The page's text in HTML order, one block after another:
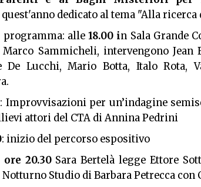
quest'anno dedicato al tema "Alla ricerca
programma: alle 18.00 in Sala Grande
Sammicheli, intervengono Jean
De Lucchi, Mario Botta, Italo Rota,
: Improvvisazioni per un’indagine
attori del CTA di Annina Pedrini
: inizio del percorso espositivo
ore 20.30Sara Bertelà legge Ettore
Studio di Barbara Petrecca con